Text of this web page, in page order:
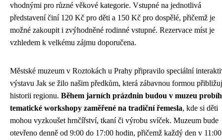
vhodnými pro různé věkové kategorie. Vstupné na jednotlivá
představení činí 120 Kč pro děti a 150 Kč pro dospělé, přičemž je
možné zakoupit i zvýhodněné rodinné vstupné. Rezervace míst je
vzhledem k velkému zájmu doporučena.
Městské muzeum v Roztokách u Prahy připravilo speciální
výstavu Jak se žilo našim předkům, která zábavnou formou
historii regionu. Během jarních prázdnin budou v muzeu
tematické workshopy zaměřené na tradiční řemesla, kde si děti
mohou vyzkoušet hrnčířství, tkaní či výrobu svíček. Muzeum bude
otevřeno denně od 9:00 do 17:00 hodin, přičemž každý den v